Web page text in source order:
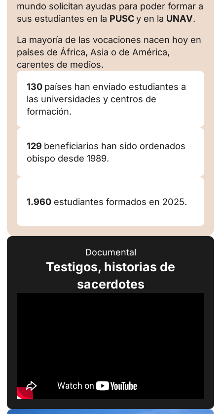
mundo solicitan ayudas para poder formar a
sus estudiantes en la PUSCy en la UNAV.
La mayoría de las vocaciones nacen hoy en
países de África, Asia o de América,
carentes de medios.
130 países han enviado estudiantes a
las universidades y centros de
formación.
129 beneficiarios han sido ordenados
obispo desde 1989.
1.960 estudiantes formados en 2025.
Documental
Testigos, historias de
sacerdotes